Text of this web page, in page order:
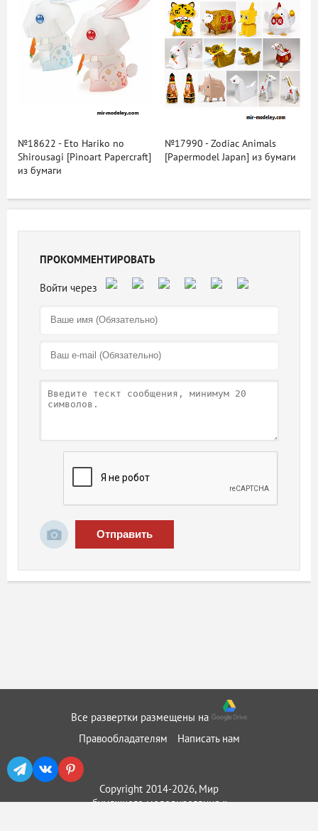
№18622 - Eto Hariko no
Shirousagi [Pinoart Papercraft]
из бумаги
№17990 - Zodiac Animals
[Papermodel Japan] из бумаги
ПРОКОММЕНТИРОВАТЬ
Отправить
Все развертки размещены на
Правообладателям
Написать нам
Copyright 2014-2026, Мир
бумажного моделирования ::